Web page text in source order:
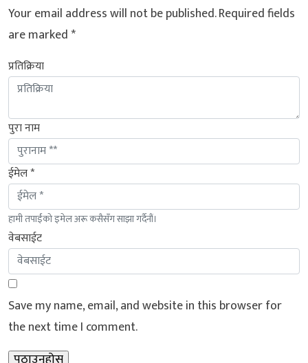
Your email address will not be published.Required fields
are marked*
प्रतिक्रिया
पुरा नाम
ईमेल *
हामी तपाईंको इमेल अरू कसैसँग साझा गर्दैनौं।
वेबसाईट
Save my name, email, and website in this browser for
the next time I comment.